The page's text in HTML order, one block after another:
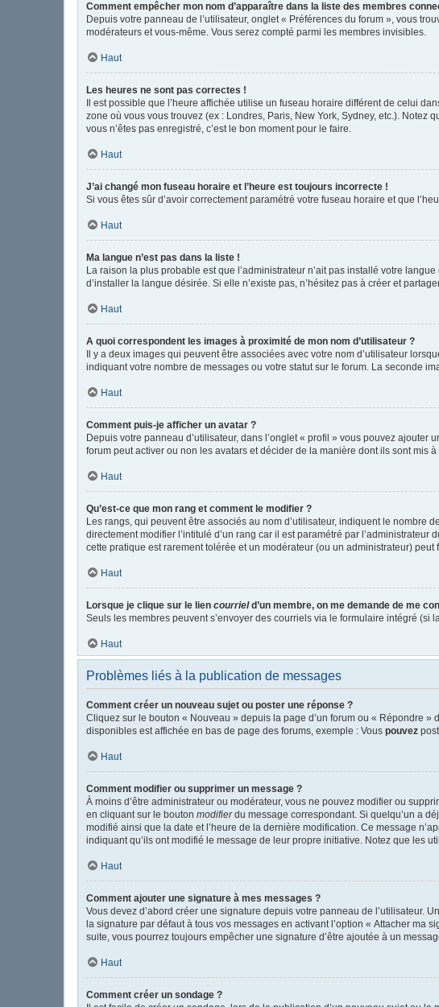
Comment empêcher mon nom d’apparaître dans la liste des membres
Depuis votre panneau de l’utilisateur, onglet « Préférences du forum », vous
modérateurs et vous-même. Vous serez compté parmi les membres invisibles.
Haut
Les heures ne sont pas correctes !
Il est possible que l’heure affichée utilise un fuseau horaire différent de celui
zone où vous vous trouvez (ex : Londres, Paris, New York, Sydney, etc.). Notez
vous n’êtes pas enregistré, c’est le bon moment pour le faire.
Haut
J’ai changé mon fuseau horaire et l’heure est toujours incorrecte !
Si vous êtes sûr d’avoir correctement paramétré votre fuseau horaire et que
Haut
Ma langue n’est pas dans la liste !
La raison la plus probable est que l’administrateur n’ait pas installé votre
d’installer la langue désirée. Si elle n’existe pas, n’hésitez pas à créer et
Haut
A quoi correspondent les images à proximité de mon nom d’utilisateur ?
Il y a deux images qui peuvent être associées avec votre nom d’utilisateur
indiquant votre nombre de messages ou votre statut sur le forum. La seconde
Haut
Comment puis-je afficher un avatar ?
Depuis votre panneau d’utilisateur, dans l’onglet « profil » vous pouvez ajouter
forum peut activer ou non les avatars et décider de la manière dont ils sont mis
Haut
Qu’est-ce que mon rang et comment le modifier ?
Les rangs, qui peuvent être associés au nom d’utilisateur, indiquent le
directement modifier l’intitulé d’un rang car il est paramétré par
cette pratique est rarement tolérée et un modérateur (ou un administrateur)
Haut
Lorsque je clique sur le lien courrield’un membre, on me demande de me
Seuls les membres peuvent s’envoyer des courriels via le formulaire intégré
Haut
Problèmes liés à la publication de messages
Comment créer un nouveau sujet ou poster une réponse ?
Cliquez sur le bouton « Nouveau » depuis la page d’un forum ou « Répondre
disponibles est affichée en bas de page des forums, exemple : Vous pouvez
Haut
Comment modifier ou supprimer un message ?
À moins d’être administrateur ou modérateur, vous ne pouvez modifier ou
en cliquant sur le bouton modifierdu message correspondant. Si quelqu’un a
modifié ainsi que la date et l’heure de la dernière modification. Ce message
indiquant qu’ils ont modifié le message de leur propre initiative. Notez que les
Haut
Comment ajouter une signature à mes messages ?
Vous devez d’abord créer une signature depuis votre panneau de l’utilisateur.
la signature par défaut à tous vos messages en activant l’option « Attacher ma
suite, vous pourrez toujours empêcher une signature d’être ajoutée à un
Haut
Comment créer un sondage ?